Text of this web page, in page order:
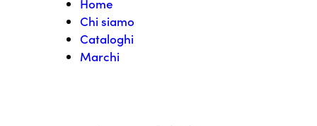
Home
Chi siamo
Cataloghi
Marchi